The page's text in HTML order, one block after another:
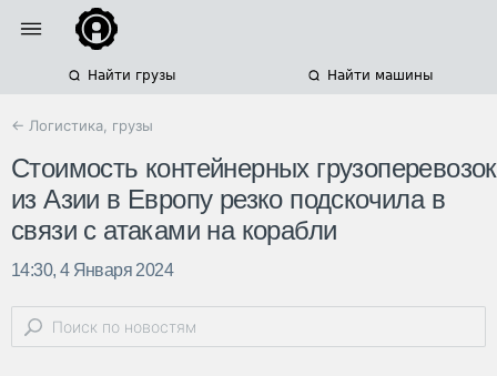
Найти грузы Найти машины
← Логистика, грузы
Стоимость контейнерных грузоперевозок
из Азии в Европу резко подскочила в
связи с атаками на корабли
14:30, 4 Января 2024